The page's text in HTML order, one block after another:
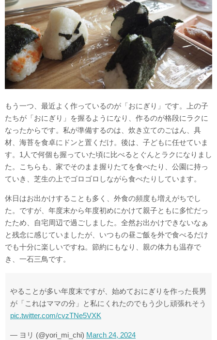
もう一つ、最近よく作っているのが「おにぎり」です。上の子
たちが「おにぎり」を握るようになり、作るのが格段にラクに
なったからです。私が準備するのは、炊き立てのごはん、具
材、海苔を食卓にドンと置くだけ。後は、子どもに任せていま
す。1人で何個も握っていた頃に比べるとぐんとラクになりまし
た。こちらも、家でそのまま握りたてを食べたり、公園に持っ
ていき、芝生の上でゴロゴロしながら食べたりしています。
休日はお出かけすることも多く、外食の頻度も増えがちでし
た。ですが、年度末から年度初めにかけて親子ともに多忙だっ
たため、自宅周辺で過ごしました。全然お出かけできないなぁ
と残念に感じていましたが、いつもの昼ご飯を外で食べるだけ
でも十分に楽しいですね。節約にもなり、親の体力も温存で
き、一石三鳥です。
やることが多い年度末ですが、始めておにぎりを作った長男
が「これはママの分」と私にくれたのでもう少し頑張れそう
pic.twitter.com/cvzTNe5VXK
— ヨリ (@yori_mi_chi) March 24, 2024